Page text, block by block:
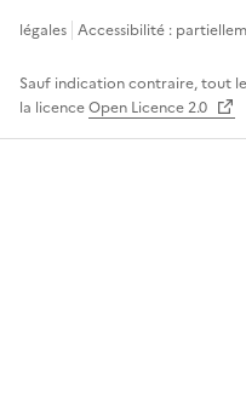
légales Accessibilité :
Sauf indication contraire, tout
la licenceOpen Licence 2.0